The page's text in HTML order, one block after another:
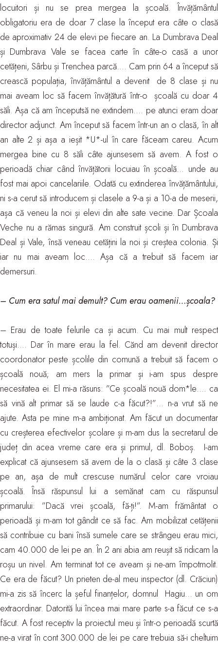
locuitori și nu se prea mergea la școală. Învățământul
obligatoriu era de doar 7 clase la început era câte o clasă
de aproximativ 24 de elevi pe fiecare an. La Dumbrava Deal
și Dumbrava Vale se facea carte în câte-o casă a unor
cetățeni, Sârbu și Trenchea parcă…. Cam prin 64 a început să
crească populația, învățământul a devenit de 8 clase și nu
mai aveam loc să facem învățătură într-o școală cu doar 4
săli. Așa că am începutsă ne extindem…. pe atunci eram doar
director adjunct. Am început să facem într-un an o clasă, în alt
an alte 2 și așa a ieșit *U*-ul în care făceam careu. Acum
mergea bine cu 8 săli câte ajunsesem să avem. A fost o
perioadă chiar când învățătorii locuiau în școală… unde au
fost mai apoi cancelariile. Odată cu extinderea învățământului,
ni s-a cerut să introducem și clasele a 9-a și a 10-a de meserii,
așa că veneu la noi și elevi din alte sate vecine. Dar Școala
Veche nu a rămas singură. Am construit școli și în Dumbrava
Deal și Vale, însă veneau cetățini la noi și creștea colonia. Și
iar nu mai aveam loc…. Așa că a trebuit să facem iar
demersuri.
– Cum era satul mai demult? Cum erau oamenii…școala?
– Erau de toate felurile ca și acum. Cu mai mult respect
totuși…. Dar în mare erau la fel. Cănd am devenit director
coordonator peste școlile din comună a trebuit să facem o
școală nouă; am mers la primar și i-am spus despre
necesitatea ei. El mi-a răsuns: ”Ce școală nouă dom*le…. ca
să vină alt primar să se laude c-a făcut?!”… n-a vrut să ne
ajute. Asta pe mine m-a ambiționat. Am făcut un documentar
cu creșterea efectivelor școlare și m-am dus la secretarul de
județ din acea vreme care era și primul, dl. Boboș. I-am
explicat că ajunsesem să avem de la o clasă și câte 3 clase
pe an, așa de mult crescuse numărul celor care vroiau
școală. Însă răspunsul lui a semănat cam cu răspunsul
primarului: ”Dacă vrei școală, fă-ți!”. M-am frământat o
perioadă și m-am tot gândit ce să fac. Am mobilizat cetățenii
să contribuie cu bani însă sumele care se strângeu erau mici,
cam 40.000 de lei pe an. În 2 ani abia am reușit să ridicam la
roșu un nivel. Am terminat tot ce aveam și ne-am împotmolit.
Ce era de făcut? Un prieten de-al meu inspector (dl. Crăciun)
mi-a zis să încerc la șeful finanțelor, domnul Hagiu… un om
extraordinar. Datorită lui încea mai mare parte s-a făcut ce s-a
făcut. A fost receptiv la proiectul meu și într-o perioadă scurtă
ne-a virat în cont 300.000 de lei pe care trebuia să-i cheltuim